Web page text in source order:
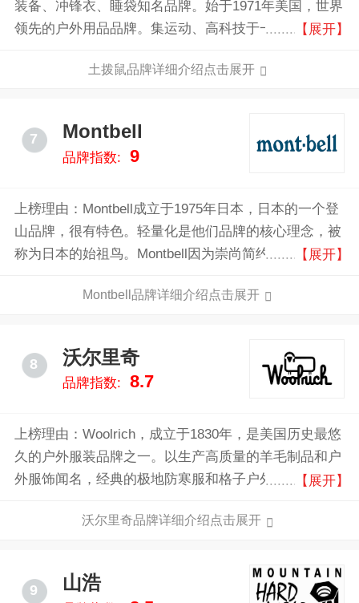
装备、冲锋衣、睡袋知名品牌。始于1971年美国，世界
领先的户外用品品牌。集运动、高科技于一身的革命性
知名的户外装备提供商。
【展开】
土拨鼠品牌详细介绍点击展开
7 Montbell
品牌指数: 9
上榜理由：Montbell成立于1975年日本，日本的一个登
山品牌，很有特色。轻量化是他们品牌的核心理念，被
称为日本的始祖鸟。Montbell因为崇尚简约大方美，在
【展开】
Montbell品牌详细介绍点击展开
8 沃尔里奇
品牌指数: 8.7
上榜理由：Woolrich，成立于1830年，是美国历史最悠
久的户外服装品牌之一。以生产高质量的羊毛制品和户
外服饰闻名，经典的极地防寒服和格子户外夹克深受消
厚的美式生活风格。
【展开】
沃尔里奇品牌详细介绍点击展开
9 山浩